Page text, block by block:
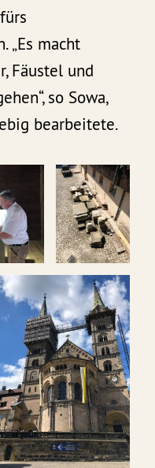
„Es macht
Fäustel und
so Sowa,
bearbeitete.